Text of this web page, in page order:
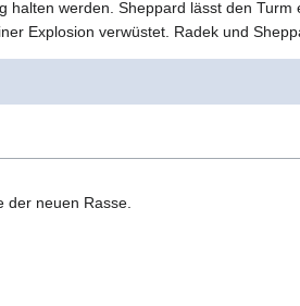
halten werden. Sheppard lässt den
Explosion verwüstet. Radek und
der neuen Rasse.